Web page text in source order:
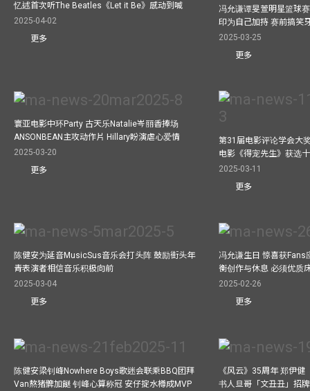
忆述首次听The Beatles《Let it Be》感动到喊
2025-04-02
更多
冯允谦谭旻萱明星篮球
印为自己加持 赛前搞笑
2025-03-25
更多
寰亚电影中环Party 古天乐Natalie岑丽香捧场
ANSONBEAN主攻动作片 Hillary盼演虐心爱情
2025-03-20
更多
第31届电影评论学会大
电影《得宠先生》获选
2025-03-11
更多
陈健安为延音MusicSus音乐会打头阵 鼓励街头年
青表演者相信音乐积极向前
2025-03-04
更多
冯允谦生日 惊喜获Fans
衡创作与休息 必须优质
2025-02-26
更多
陈健安梁钊峰Nowhere Boys歌迷会联乘BBQ团拜
Van熬猪髀加餸 钊峰心算称冠 安仔掟水樽成MVP
《风云》35周年 郑伊
书人旦哥「文丑丑」招